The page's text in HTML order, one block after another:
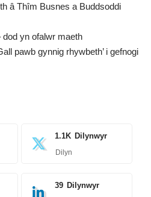
â Thîm Busnes a Buddsoddi
yn ofalwr maeth
pawb gynnig rhywbeth’ i gefnogi
1.1K Dilynwyr
Dilyn
39 Dilynwyr